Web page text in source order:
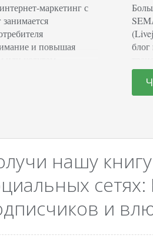
маркетинг с
и повышая
услугам.
исключительно
но
нашу
сетях:
и